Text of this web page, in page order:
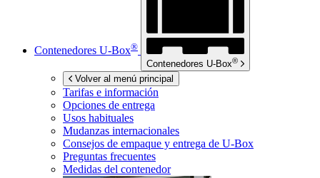
Contenedores U-Box®
Contenedores U-Box®
Volver al menú principal
Tarifas e información
Opciones de entrega
Usos habituales
Mudanzas internacionales
Consejos de empaque y entrega de U-Box
Preguntas frecuentes
Medidas del contenedor